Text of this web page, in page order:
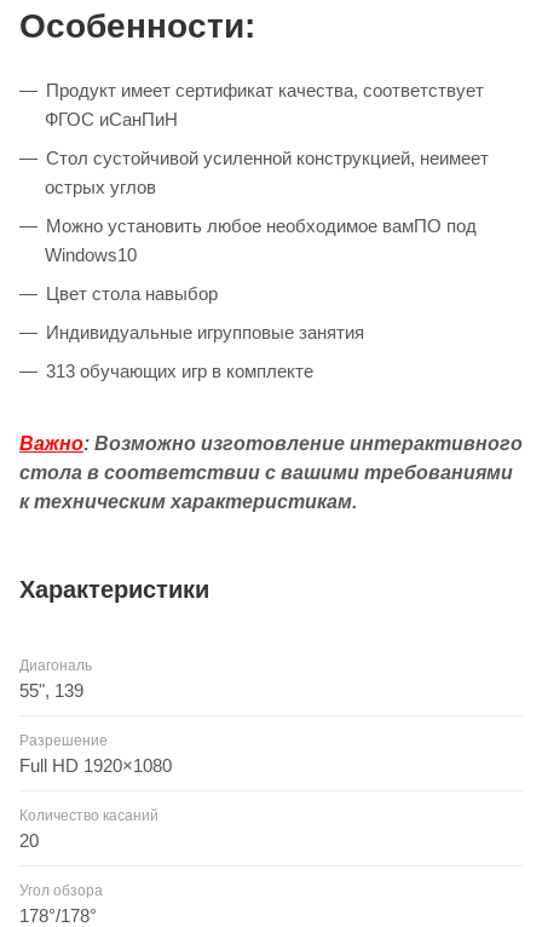
Особенности:
Продукт имеет сертификат качества, соответствует
ФГОС иСанПиН
Cтол сустойчивой усиленной конструкцией, неимеет
острых углов
Можно установить любое необходимое вамПО под
Windows10
Цвет стола навыбор
Индивидуальные игрупповые занятия
313 обучающих игр в комплекте
Важно: Возможно изготовление интерактивного
стола в соответствии с вашими требованиями
к техническим характеристикам.
Характеристики
Диагональ
55", 139
Разрешение
Full HD 1920×1080
Количество касаний
20
Угол обзора
178°/178°